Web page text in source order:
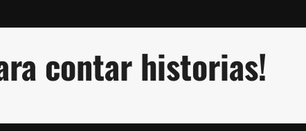
contar historias!